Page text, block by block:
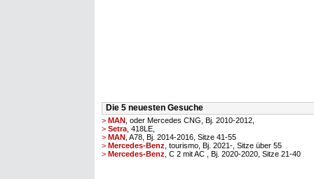
Die 5 neuesten Gesuche
> MAN , oder Mercedes CNG, Bj. 2010-2012,
> Setra , 418LE,
> MAN , A78, Bj. 2014-2016, Sitze 41-55
> Mercedes-Benz , tourismo, Bj. 2021-, Sitze über 55
> Mercedes-Benz , C 2 mit AC , Bj. 2020-2020, Sitze 21-40